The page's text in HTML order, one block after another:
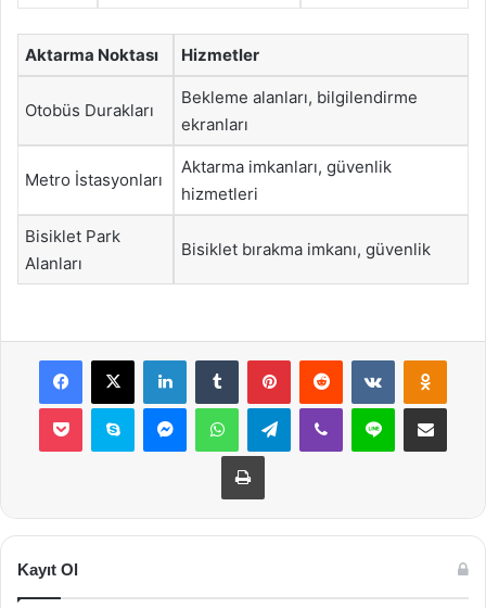
Aktarma Noktası Hizmetler
Otobüs Durakları
Bekleme alanları, bilgilendirme
ekranları
Metro İstasyonları
Aktarma imkanları, güvenlik
hizmetleri
Bisiklet Park
Alanları
Bisiklet bırakma imkanı, güvenlik
Facebook
X LinkedInTumblr PinterestReddit VKontakte
Pocket Skype MessengerWhatsAppTelegramViber Line E-Posta ile
Yazdır
Kayıt Ol